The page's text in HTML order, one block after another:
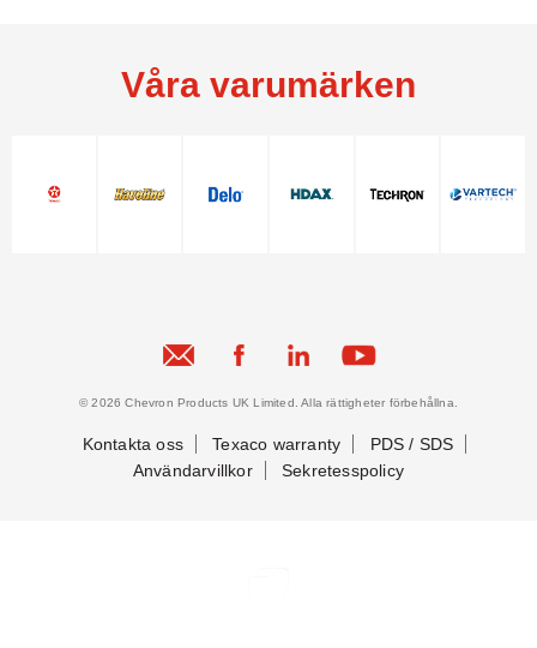
Våra varumärken
© 2026 Chevron Products UK Limited. Alla rättigheter förbehållna.
Kontakta oss Texaco warranty
PDS / SDS
Användarvillkor
Sekretesspolicy